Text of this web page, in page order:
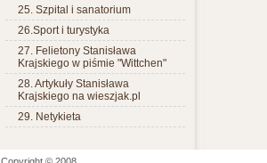
25. Szpital i sanatorium
26.Sport i turystyka
27. Felietony Stanisława
Krajskiego w piśmie "Wittchen"
28. Artykuły Stanisława
Krajskiego na wieszjak.pl
29. Netykieta